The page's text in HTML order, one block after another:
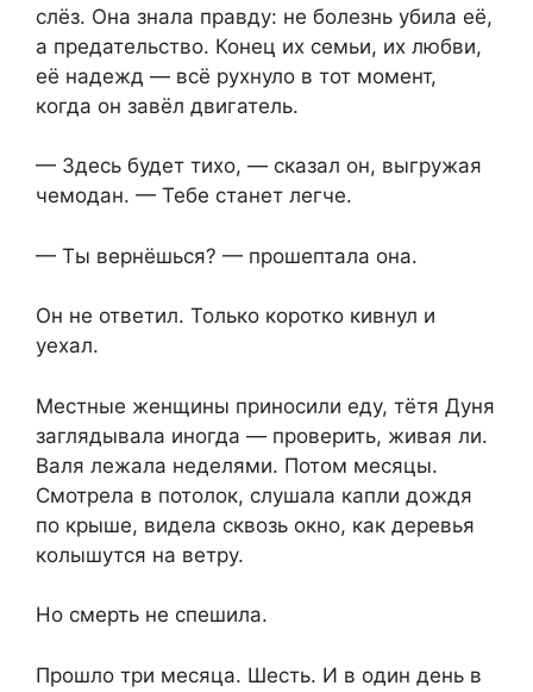
слёз. Она знала правду: не болезнь убила её,
а предательство. Конец их семьи, их любви,
её надежд — всё рухнуло в тот момент,
когда он завёл двигатель.
— Здесь будет тихо, — сказал он, выгружая
чемодан. — Тебе станет легче.
— Ты вернёшься? — прошептала она.
Он не ответил. Только коротко кивнул и
уехал.
Местные женщины приносили еду, тётя Дуня
заглядывала иногда — проверить, живая ли.
Валя лежала неделями. Потом месяцы.
Смотрела в потолок, слушала капли дождя
по крыше, видела сквозь окно, как деревья
колышутся на ветру.
Но смерть не спешила.
Прошло три месяца. Шесть. И в один день в